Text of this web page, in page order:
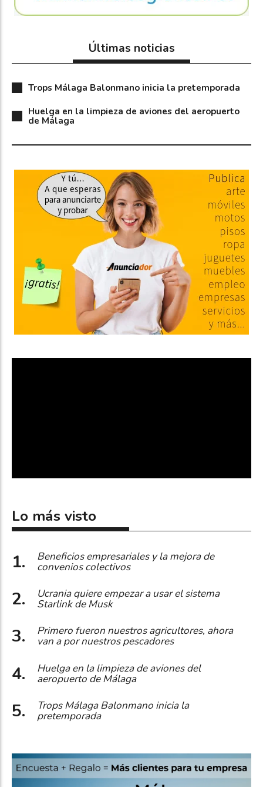
Últimas noticias
Trops Málaga Balonmano inicia la pretemporada
Huelga en la limpieza de aviones del aeropuerto
de Málaga
Lo más visto
Beneficios empresariales y la mejora de
convenios colectivos
Ucrania quiere empezar a usar el sistema
Starlink de Musk
Primero fueron nuestros agricultores, ahora
van a por nuestros pescadores
Huelga en la limpieza de aviones del
aeropuerto de Málaga
Trops Málaga Balonmano inicia la
pretemporada